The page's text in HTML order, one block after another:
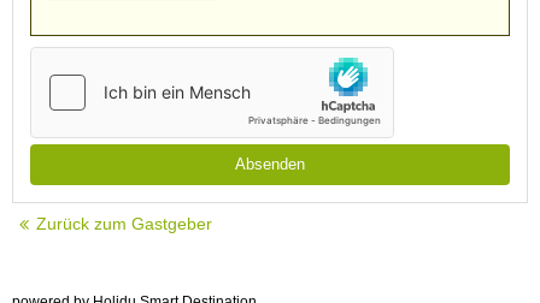
Zurück zum Gastgeber